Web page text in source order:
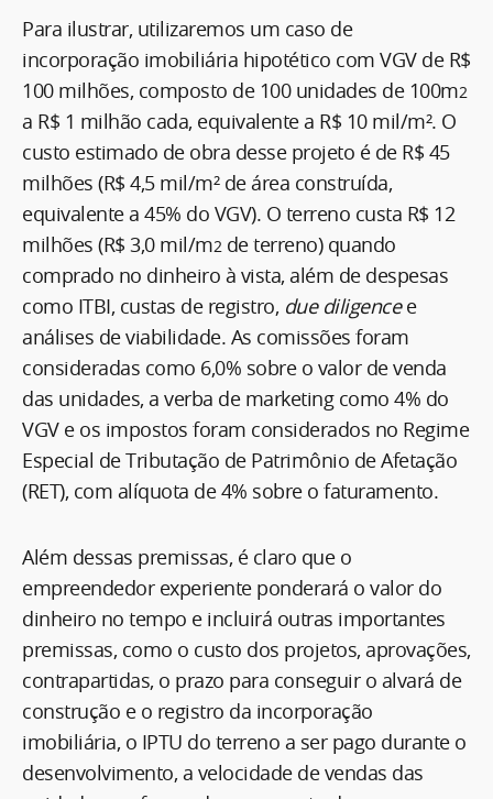
Para ilustrar, utilizaremos um caso de
incorporação imobiliária hipotético com VGV de R$
100 milhões, composto de 100 unidades de 100m2
a R$ 1 milhão cada, equivalente a R$ 10 mil/m². O
custo estimado de obra desse projeto é de R$ 45
milhões (R$ 4,5 mil/m² de área construída,
equivalente a 45% do VGV). O terreno custa R$ 12
milhões (R$ 3,0 mil/m2de terreno) quando
comprado no dinheiro à vista, além de despesas
como ITBI, custas de registro, due diligencee
análises de viabilidade. As comissões foram
consideradas como 6,0% sobre o valor de venda
das unidades, a verba de marketing como 4% do
VGV e os impostos foram considerados no Regime
Especial de Tributação de Patrimônio de Afetação
(RET), com alíquota de 4% sobre o faturamento.
Além dessas premissas, é claro que o
empreendedor experiente ponderará o valor do
dinheiro no tempo e incluirá outras importantes
premissas, como o custo dos projetos, aprovações,
contrapartidas, o prazo para conseguir o alvará de
construção e o registro da incorporação
imobiliária, o IPTU do terreno a ser pago durante o
desenvolvimento, a velocidade de vendas das